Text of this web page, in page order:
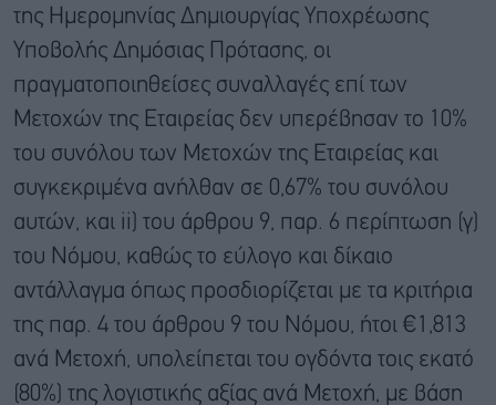
της Ημερομηνίας Δημιουργίας Υποχρέωσης
Υποβολής Δημόσιας Πρότασης, οι
πραγματοποιηθείσες συναλλαγές επί των
Μετοχών της Εταιρείας δεν υπερέβησαν το 10%
του συνόλου των Μετοχών της Εταιρείας και
συγκεκριμένα ανήλθαν σε 0,67% του συνόλου
αυτών, και ii) του άρθρου 9, παρ. 6 περίπτωση (γ)
του Νόμου, καθώς το εύλογο και δίκαιο
αντάλλαγμα όπως προσδιορίζεται με τα κριτήρια
της παρ. 4 του άρθρου 9 του Νόμου, ήτοι €1,813
ανά Μετοχή, υπολείπεται του ογδόντα τοις εκατό
(80%) της λογιστικής αξίας ανά Μετοχή, με βάση